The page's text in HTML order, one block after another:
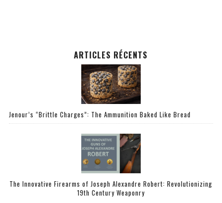
ARTICLES RÉCENTS
Jenour’s “Brittle Charges”: The Ammunition Baked Like Bread
The Innovative Firearms of Joseph Alexandre Robert: Revolutionizing
19th Century Weaponry